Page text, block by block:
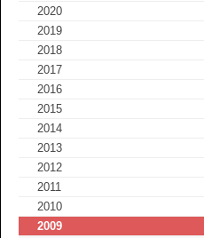
2020
2019
2018
2017
2016
2015
2014
2013
2012
2011
2010
2009